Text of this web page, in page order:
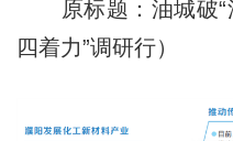
原标题：油城破“
四着力”调研行）